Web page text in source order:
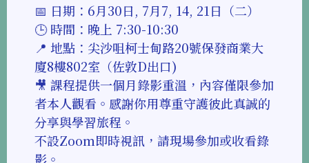
📅 日期：6月30日, 7月7, 14, 21日（二）
🕒 時間：晚上 7:30-10:30
📍 地點：尖沙咀柯士甸路20號保發商業大
廈8樓802室（佐敦D出口)
🎥 課程提供一個月錄影重溫，內容僅限參加
者本人觀看。感謝你用尊重守護彼此真誠的
分享與學習旅程。
不設Zoom即時視訊，請現場參加或收看錄
影。